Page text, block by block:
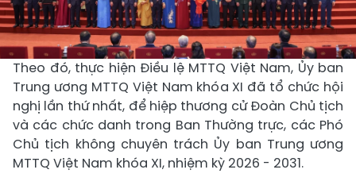
Theo đó, thực hiện Điều lệ MTTQ Việt Nam, Ủy ban
Trung ương MTTQ Việt Nam khóa XI đã tổ chức hội
nghị lần thứ nhất, để hiệp thương cử Đoàn Chủ tịch
và các chức danh trong Ban Thường trực, các Phó
Chủ tịch không chuyên trách Ủy ban Trung ương
MTTQ Việt Nam khóa XI, nhiệm kỳ 2026 - 2031.